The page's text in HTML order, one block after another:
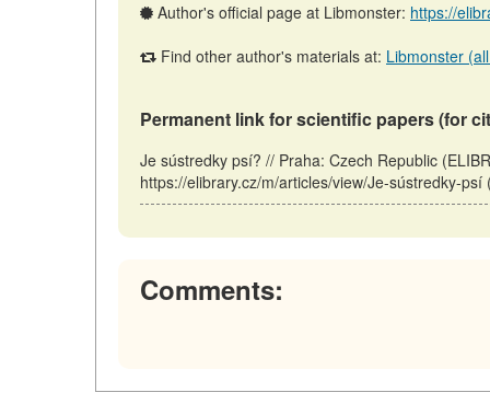
Author's official page at Libmonster: https://
Find other author's materials at: Libmonster
Permanent link for scientific papers (for
Je sústredky psí? // Praha: Czech Republic
https://elibrary.cz/m/articles/view/Je-sústredky-
Comments: